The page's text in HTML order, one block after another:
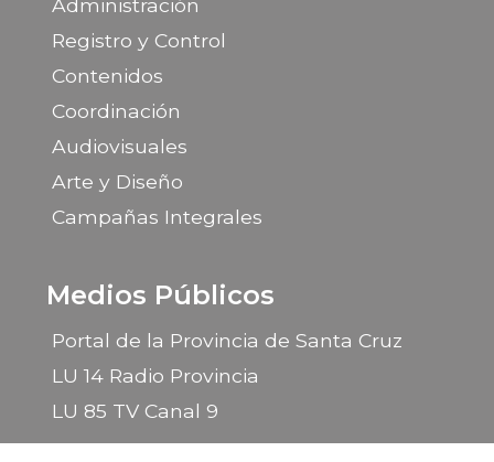
Registro y Control
Contenidos
Coordinación
Audiovisuales
Arte y Diseño
Campañas Integrales
Medios Públicos
Portal de la Provincia de Santa Cruz
LU 14 Radio Provincia
LU 85 TV Canal 9